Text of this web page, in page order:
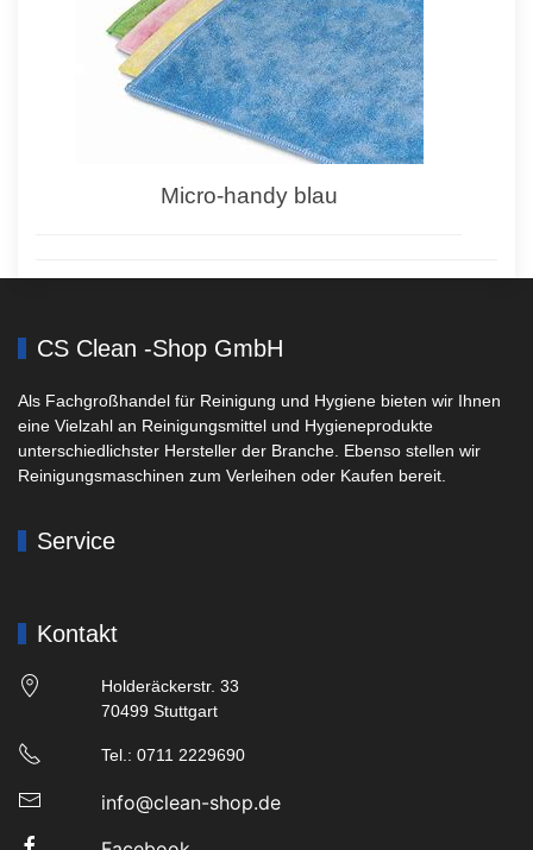
Micro-handy blau
CS Clean -Shop GmbH
Als Fachgroßhandel für Reinigung und Hygiene bieten wir Ihnen
eine Vielzahl an Reinigungsmittel und Hygieneprodukte
unterschiedlichster Hersteller der Branche. Ebenso stellen wir
Reinigungsmaschinen zum Verleihen oder Kaufen bereit.
Service
Kontakt
Holderäckerstr. 33
70499 Stuttgart
Tel.: 0711 2229690
info@clean-shop.de